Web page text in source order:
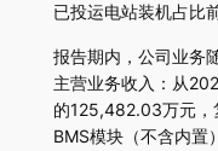
已投运电站装机占比
报告期内，公司业务
主营业务收入：从
的125,482.03万元，
BMS模块（不含内置